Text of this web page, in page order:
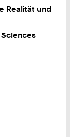
Realität und